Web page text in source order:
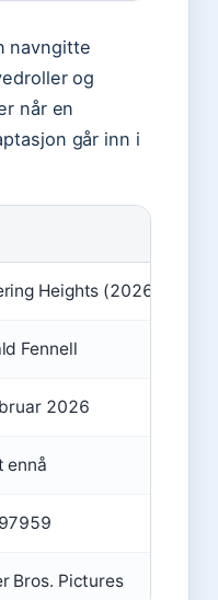
navngitte
og
når en
går inn i
Heights (2026)
Fennell
2026
ennå
Bros. Pictures